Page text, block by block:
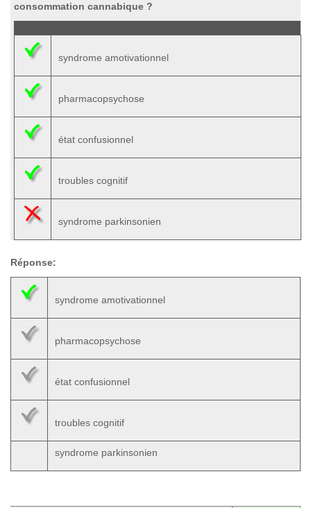
consommation cannabique ?
syndrome amotivationnel
pharmacopsychose
état confusionnel
troubles cognitif
syndrome parkinsonien
Réponse:
syndrome amotivationnel
pharmacopsychose
état confusionnel
troubles cognitif
syndrome parkinsonien